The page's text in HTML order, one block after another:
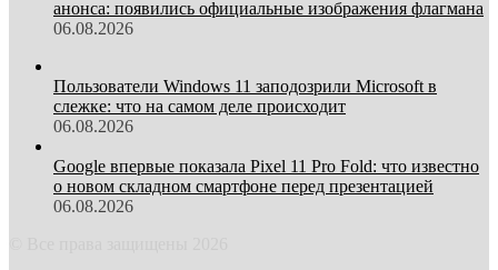
анонса: появились официальные изображения флагмана
06.08.2026
Пользователи Windows 11 заподозрили Microsoft в
слежке: что на самом деле происходит
06.08.2026
Google впервые показала Pixel 11 Pro Fold: что известно
о новом складном смартфоне перед презентацией
06.08.2026